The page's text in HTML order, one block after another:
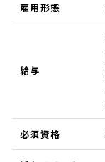
雇用形態
給与
必須資格